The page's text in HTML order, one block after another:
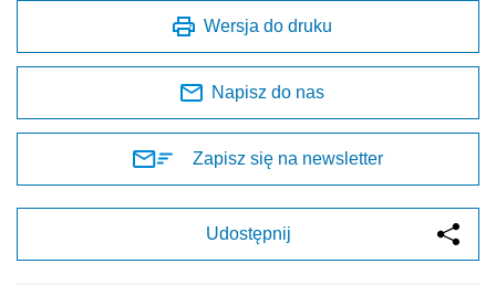
Wersja do druku
Napisz do nas
Zapisz się na newsletter
Udostępnij